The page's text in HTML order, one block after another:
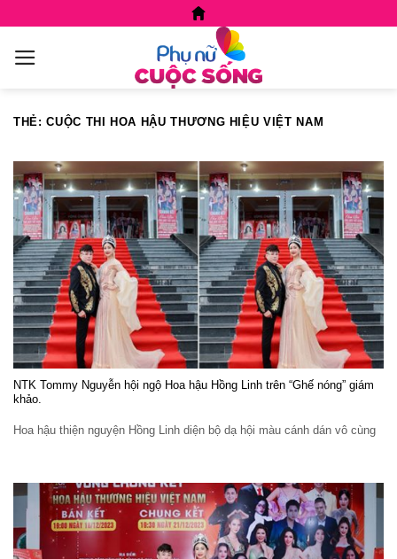
content
THẺ:CUỘC THI HOA HẬU THƯƠNG HIỆU VIỆT NAM
NTK Tommy Nguyễn hội ngộ Hoa hậu Hồng Linh trên “Ghế nóng” giám
khảo.
Hoa hậu thiện nguyện Hồng Linh diện bộ dạ hội màu cánh dán vô cùng